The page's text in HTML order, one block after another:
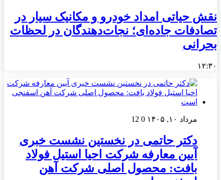
نقش حیاتی امداد خودرو و مکانیک سیار در
تصادفات جاده‌ای؛ نجات‌دهندگان در لحظات
بحرانی
۱۲:۳۰
مرداد ۱۰, ۱۴۰۵ 0
12
دکتر حاتمی در نخستین نشست خبری
آیین معارفه شرکت احیا استیل فولاد
بافت: محصول اصلی شرکت آهن